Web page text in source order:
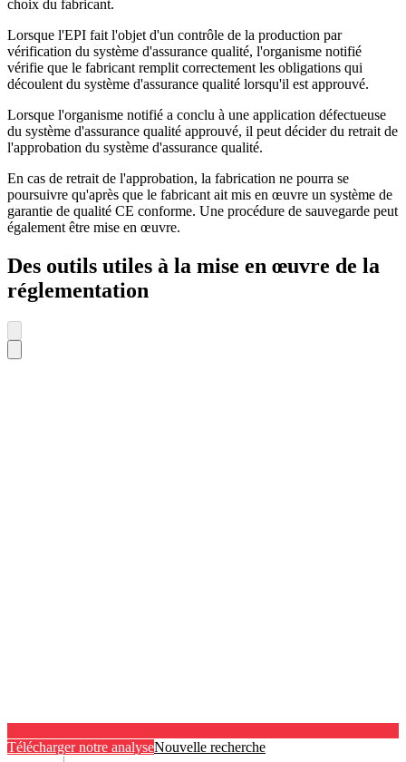
choix du fabricant.
Lorsque l'EPI fait l'objet d'un contrôle de la production par
vérification du système d'assurance qualité, l'organisme notifié
vérifie que le fabricant remplit correctement les obligations qui
découlent du système d'assurance qualité lorsqu'il est approuvé.
Lorsque l'organisme notifié a conclu à une application défectueuse
du système d'assurance qualité approuvé, il peut décider du retrait de
l'approbation du système d'assurance qualité.
En cas de retrait de l'approbation, la fabrication ne pourra se
poursuivre qu'après que le fabricant ait mis en œuvre un système de
garantie de qualité CE conforme. Une procédure de sauvegarde peut
également être mise en œuvre.
Des outils utiles à la mise en œuvre de la
réglementation
Télécharger notre analyseNouvelle recherche